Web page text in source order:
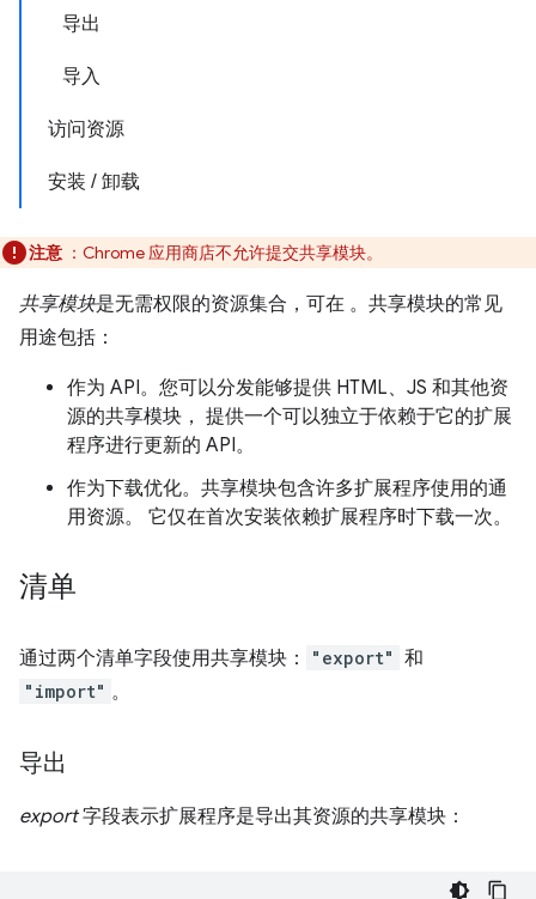
导出
导入
访问资源
安装 / 卸载
注意 ：Chrome 应用商店不允许提交共享模块。
共享模块是无需权限的资源集合，可在 。共享模块的常见
用途包括：
作为 API。您可以分发能够提供 HTML、JS 和其他资
源的共享模块， 提供一个可以独立于依赖于它的扩展
程序进行更新的 API。
作为下载优化。共享模块包含许多扩展程序使用的通
用资源。 它仅在首次安装依赖扩展程序时下载一次。
清单
通过两个清单字段使用共享模块： "export" 和
"import" 。
导出
export字段表示扩展程序是导出其资源的共享模块：